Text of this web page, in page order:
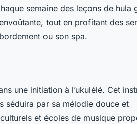
semaine des leçons de hula
tout en profitant des
ou son spa.
une initiation à l’ukulélé. Cet
séduira par sa mélodie douce et
et écoles de musique